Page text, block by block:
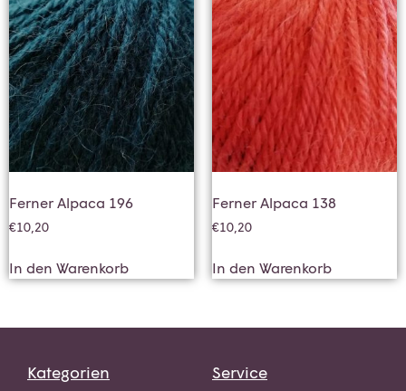
Ferner Alpaca 196
€10,20
In den Warenkorb
Ferner Alpaca 138
€10,20
In den Warenkorb
Kategorien Service